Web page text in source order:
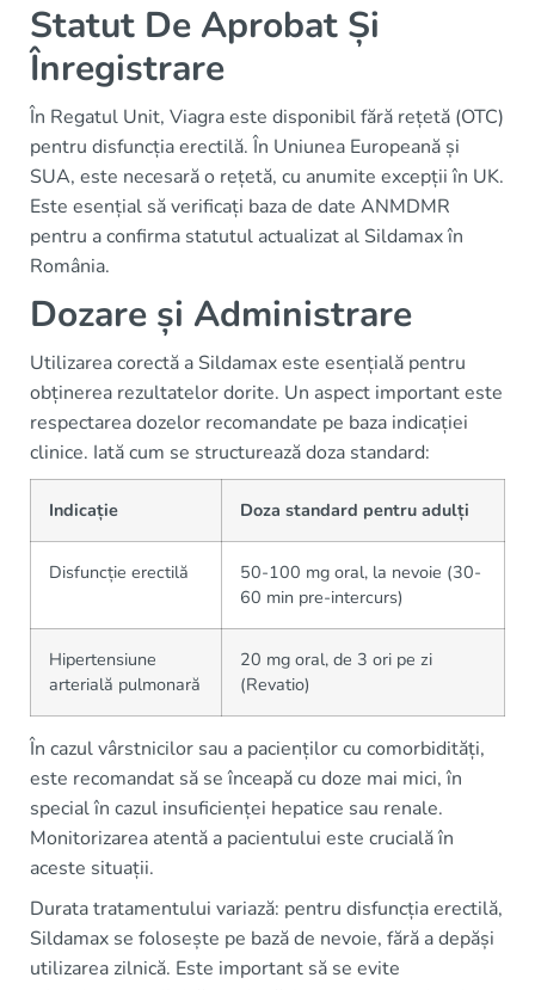
Statut De Aprobat Și
Înregistrare
În Regatul Unit, Viagra este disponibil fără rețetă (OTC)
pentru disfuncția erectilă. În Uniunea Europeană și
SUA, este necesară o rețetă, cu anumite excepții în UK.
Este esențial să verificați baza de date ANMDMR
pentru a confirma statutul actualizat al Sildamax în
România.
Dozare și Administrare
Utilizarea corectă a Sildamax este esențială pentru
obținerea rezultatelor dorite. Un aspect important este
respectarea dozelor recomandate pe baza indicației
clinice. Iată cum se structurează doza standard:
Indicație Doza standard pentru adulți
Disfuncție erectilă
50-100 mg oral, la nevoie (30-
60 min pre-intercurs)
Hipertensiune
arterială pulmonară
20 mg oral, de 3 ori pe zi
(Revatio)
În cazul vârstnicilor sau a pacienților cu comorbidități,
este recomandat să se înceapă cu doze mai mici, în
special în cazul insuficienței hepatice sau renale.
Monitorizarea atentă a pacientului este crucială în
aceste situații.
Durata tratamentului variază: pentru disfuncția erectilă,
Sildamax se folosește pe bază de nevoie, fără a depăși
utilizarea zilnică. Este important să se evite